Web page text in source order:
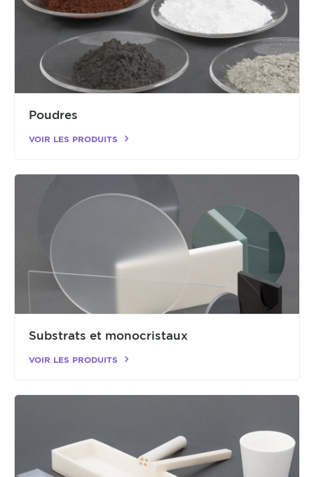
Poudres
VOIR LES PRODUITS
Substrats et monocristaux
VOIR LES PRODUITS